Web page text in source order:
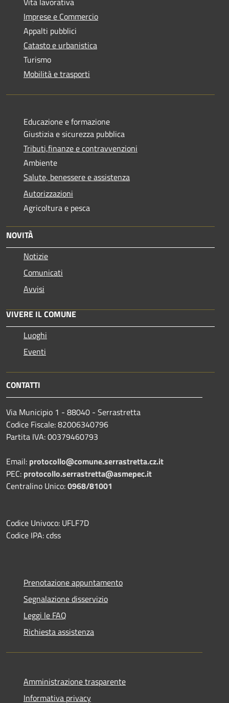
Imprese e Commercio
Appalti pubblici
Catasto e urbanistica
Turismo
Mobilità e trasporti
Educazione e formazione
Giustizia e sicurezza pubblica
Tributi,finanze e contravvenzioni
Ambiente
Salute, benessere e assistenza
Autorizzazioni
Agricoltura e pesca
NOVITÀ
Notizie
Comunicati
Avvisi
VIVERE IL COMUNE
Luoghi
Eventi
CONTATTI
Via Municipio 1 - 88040 - Serrastretta
Codice Fiscale: 82006340796
Partita IVA: 00379460793
Email: protocollo@comune.serrastretta.cz.it
PEC: protocollo.serrastretta@asmepec.it
Centralino Unico:0968/81001
Codice Univoco: UFLF7D
Codice IPA: cdss
Prenotazione appuntamento
Segnalazione disservizio
Leggi le FAQ
Richiesta assistenza
Amministrazione trasparente
Informativa privacy